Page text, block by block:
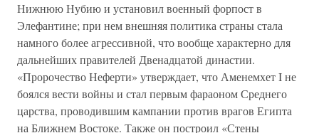
Нижнюю Нубию и установил военный форпост в
Элефантине; при нем внешняя политика страны стала
намного более агрессивной, что вообще характерно для
дальнейших правителей Двенадцатой династии.
«Пророчество Неферти» утверждает, что Аменемхет I не
боялся вести войны и стал первым фараоном Среднего
царства, проводившим кампании против врагов Египта
на Ближнем Востоке. Также он построил «Стены